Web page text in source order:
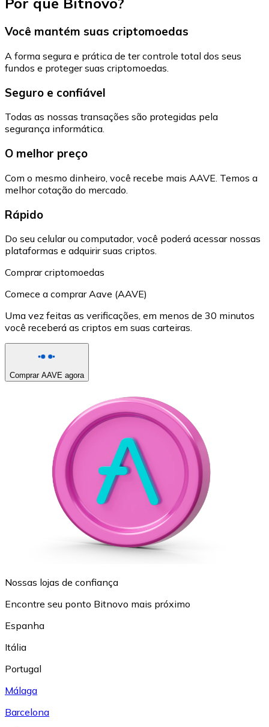
Você mantém suas criptomoedas
A forma segura e prática de ter controle total dos seus
fundos e proteger suas criptomoedas.
Seguro e confiável
Todas as nossas transações são protegidas pela
segurança informática.
O melhor preço
Com o mesmo dinheiro, você recebe mais AAVE. Temos a
melhor cotação do mercado.
Rápido
Do seu celular ou computador, você poderá acessar nossas
plataformas e adquirir suas criptos.
Comprar criptomoedas
Comece a comprar Aave (AAVE)
Uma vez feitas as verificações, em menos de 30 minutos
você receberá as criptos em suas carteiras.
Comprar AAVE agora
Nossas lojas de confiança
Encontre seu ponto Bitnovo mais próximo
Espanha
Itália
Portugal
Málaga
Barcelona